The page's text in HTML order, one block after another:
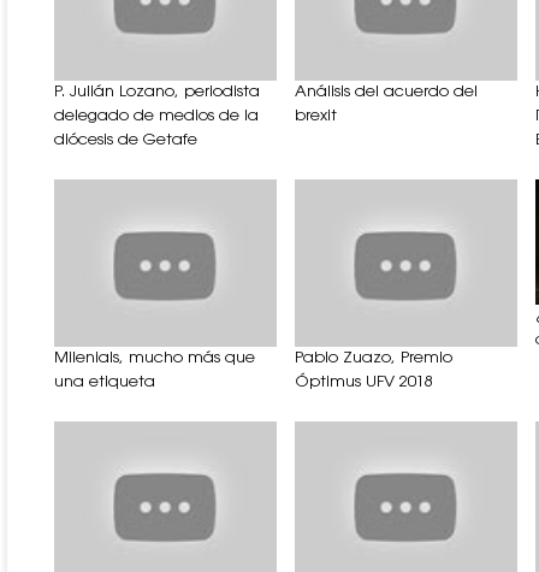
P. Julián Lozano, periodista
delegado de medios de la
diócesis de Getafe
Análisis del acuerdo del
brexit
Milenials, mucho más que
una etiqueta
Pablo Zuazo, Premio
Óptimus UFV 2018